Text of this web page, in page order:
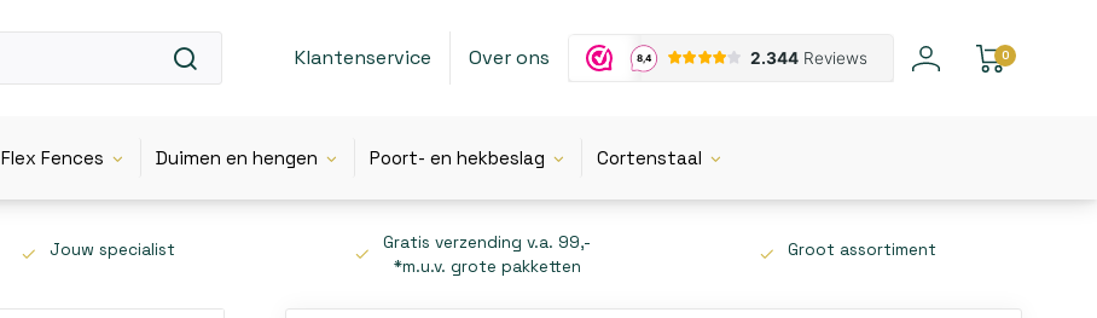
Klantenservice Over ons 0
Flex Fences Duimen en hengen Poort- en hekbeslag Cortenstaal
Jouw specialist
Gratis verzending v.a. 99,-
*m.u.v. grote pakketten
Groot assortiment